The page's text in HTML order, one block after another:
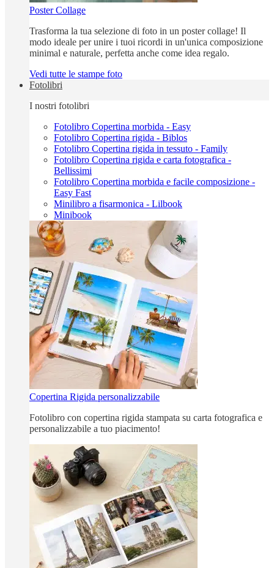
Poster Collage
Trasforma la tua selezione di foto in un poster collage! Il
modo ideale per unire i tuoi ricordi in un'unica composizione
minimal e naturale, perfetta anche come idea regalo.
Vedi tutte le stampe foto
Fotolibri
I nostri fotolibri
Fotolibro Copertina morbida - Easy
Fotolibro Copertina rigida - Biblos
Fotolibro Copertina rigida in tessuto - Family
Fotolibro Copertina rigida e carta fotografica -
Bellissimi
Fotolibro Copertina morbida e facile composizione -
Easy Fast
Minilibro a fisarmonica - Lilbook
Minibook
Copertina Rigida personalizzabile
Fotolibro con copertina rigida stampata su carta fotografica e
personalizzabile a tuo piacimento!